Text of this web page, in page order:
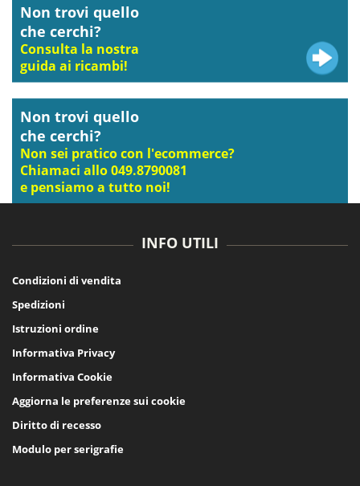
Non trovi quello
che cerchi?
Consulta la nostra
guida ai ricambi!
Non trovi quello
che cerchi?
Non sei pratico con l'ecommerce?
Chiamaci allo 049.8790081
e pensiamo a tutto noi!
INFO UTILI
Condizioni di vendita
Spedizioni
Istruzioni ordine
Informativa Privacy
Informativa Cookie
Aggiorna le preferenze sui cookie
Diritto di recesso
Modulo per serigrafie